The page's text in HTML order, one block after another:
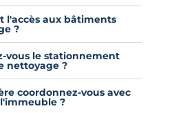
l'accès aux bâtiments
?
vous le stationnement
nettoyage ?
coordonnez-vous avec
?